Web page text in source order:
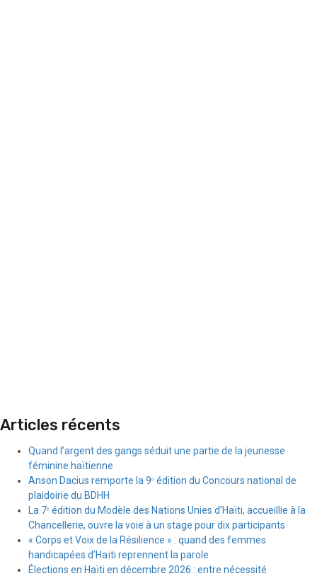
Articles récents
Quand l’argent des gangs séduit une partie de la jeunesse
féminine haïtienne
Anson Dacius remporte la 9ᵉ édition du Concours national de
plaidoirie du BDHH
La 7ᵉ édition du Modèle des Nations Unies d’Haïti, accueillie à la
Chancellerie, ouvre la voie à un stage pour dix participants
« Corps et Voix de la Résilience » : quand des femmes
handicapées d’Haïti reprennent la parole
Élections en Haïti en décembre 2026 : entre nécessité